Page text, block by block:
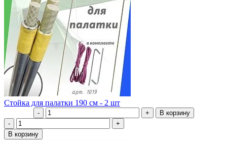
Стойка для палатки 190 см - 2 шт